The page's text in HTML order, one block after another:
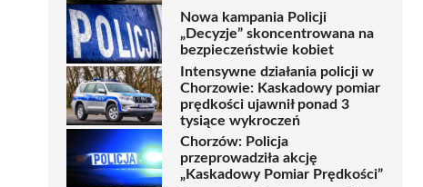
Nowa kampania Policji
„Decyzje” skoncentrowana na
bezpieczeństwie kobiet
Intensywne działania policji w
Chorzowie: Kaskadowy pomiar
prędkości ujawnił ponad 3
tysiące wykroczeń
Chorzów: Policja
przeprowadziła akcję
„Kaskadowy Pomiar Prędkości”